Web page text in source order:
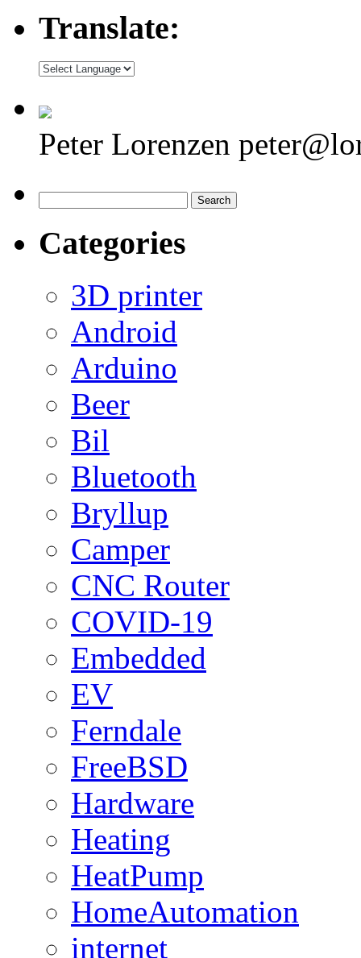
Translate:
Peter Lorenzen
for:
Categories
3D printer
Android
Arduino
Beer
Bil
Bluetooth
Bryllup
Camper
CNC Router
COVID-19
Embedded
EV
Ferndale
FreeBSD
Hardware
Heating
HeatPump
HomeAutomation
internet